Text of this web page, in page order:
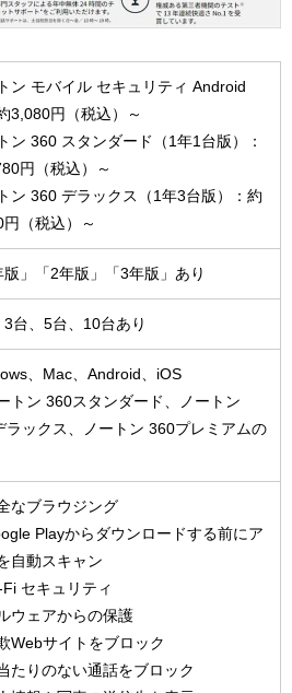
ン モバイル セキュリティ Android
3,080円（税込）～
ン 360 スタンダード（1年1台版）：
円（税込）～
ン 360 デラックス（1年3台版）：約
（税込）～
版」「2年版」「3年版」あり
3台、5台、10台あり
、Mac、Android、iOS
トン 360スタンダード、ノートン
ラックス、ノートン 360プレミアムの
なブラウジング
Playからダウンロードする前にア
自動スキャン
Fi セキュリティ
ウェアからの保護
Webサイトをブロック
たりのない通話をブロック